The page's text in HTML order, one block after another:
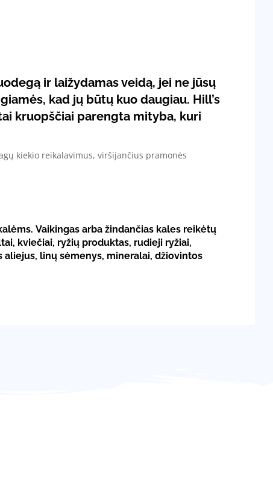
ir laižydamas veidą, jei ne jūsų
kad jų būtų kuo daugiau. Hill’s
kruopščiai parengta mityba, kuri
kiekio reikalavimus, viršijančius pramonės
Vaikingas arba žindančias kales reikėtų
kviečiai, ryžių produktas, rudieji ryžiai,
linų sėmenys, mineralai, džiovintos